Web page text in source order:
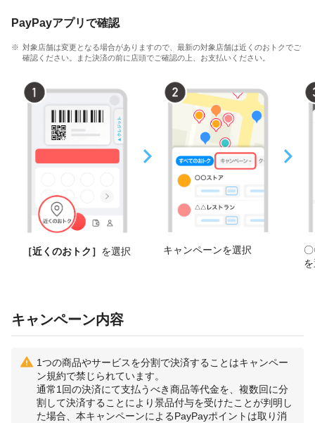
PayPayアプリで確認
対象店舗は変更となる場合がありますので、最新の対象店舗は近くのおトクでご
確認ください。また決済の前に店頭でご確認の上、お支払いください。
［近くのおトク］ を選択 キャンペーンを選択
キャンペーン内容
1つの商品やサービスを分割で決済することはキャンペー
ン規約で禁じられています。
通常1回の決済にて支払うべき商品等代金を、複数回に分
割して決済することにより景品付与を受けたことが判明し
た場合、本キャンペーンによるPayPayポイントは取り消